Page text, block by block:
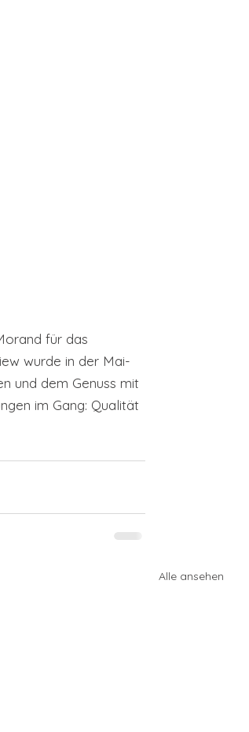
für das
wurde in der Mai-
und dem Genuss mit
im Gang: Qualität
Alle ansehen